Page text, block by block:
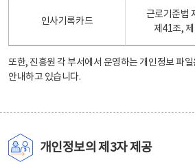
인사기록카드
근로기준법
제41조,
또한, 진흥원 각 부서에서 운영하는 개인정보 파일
안내하고 있습니다.
개인정보의 제3자 제공